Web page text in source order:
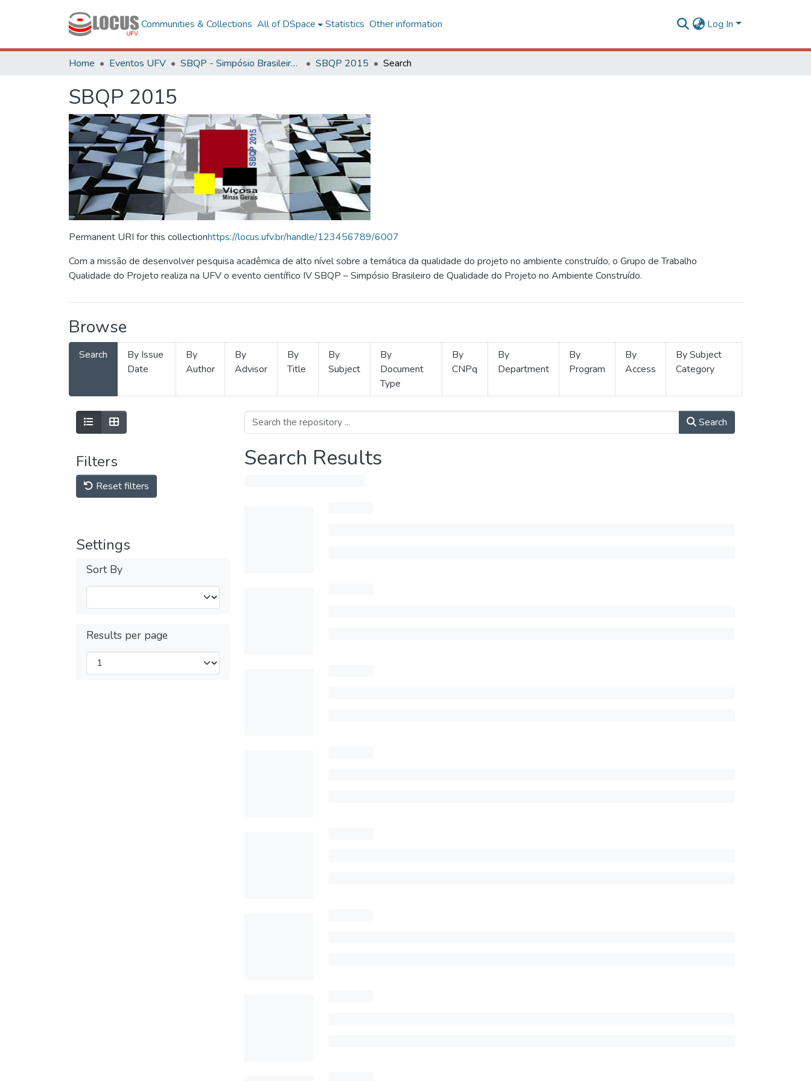
Communities & Collections All of DSpace Statistics Other information Log In
Home Eventos UFV SBQP - Simpósio Brasileiro de Qualidade do Projeto no Ambiente Construído SBQP 2015 Search
SBQP 2015
Permanent URI for this collectionhttps://locus.ufv.br/handle/123456789/6007
Com a missão de desenvolver pesquisa acadêmica de alto nível sobre a temática da qualidade do projeto no ambiente construído, o Grupo de Trabalho
Qualidade do Projeto realiza na UFV o evento científico IV SBQP – Simpósio Brasileiro de Qualidade do Projeto no Ambiente Construído.
Browse
Search
By Issue
Date
By
Author
By
Advisor
By
Title
By
Subject
By
Document
Type
By
CNPq
By
Department
By
Program
By
Access
By Subject
Category
Filters
Reset filters
Settings
Sort By
Results per page
Search
Search Results